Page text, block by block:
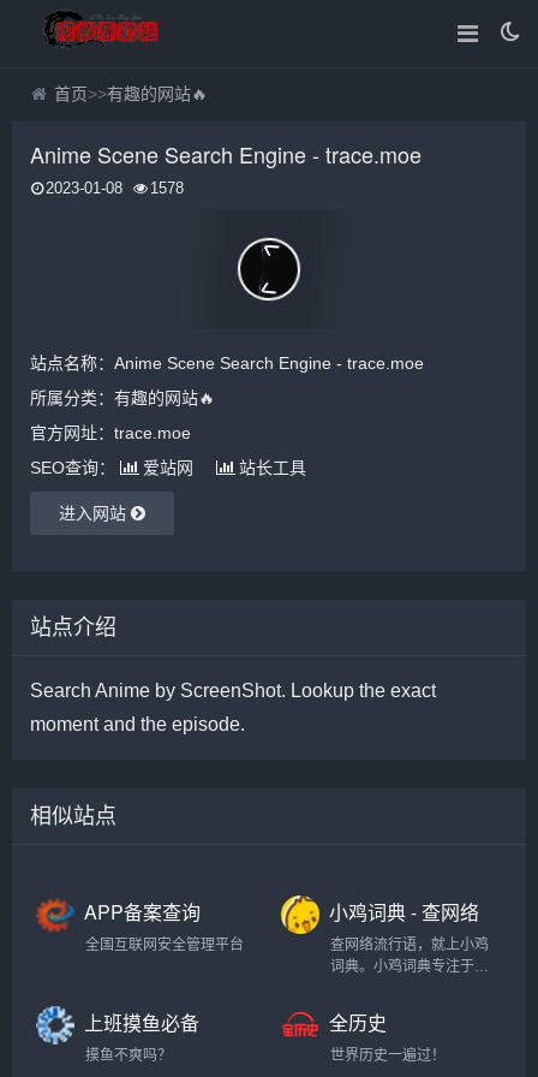
首页>>有趣的网站🔥
Anime Scene Search Engine - trace.moe
2023-01-08 1578
站点名称：Anime Scene Search Engine - trace.moe
所属分类： 有趣的网站🔥
官方网址：trace.moe
SEO查询：
爱站网 站长工具
进入网站
站点介绍
Search Anime by ScreenShot. Lookup the exact
moment and the episode.
相似站点
APP备案查询
全国互联网安全管理平台
小鸡词典 - 查网络
流行语，就上小
鸡词典
查网络流行语，就上小鸡
词典。小鸡词典专注于网
以最快的速度在全网捕捉
当下的网络热词。以简单
明了，清晰易懂的形式，
上班摸鱼必备
（假装电脑系统
摸鱼不爽吗？
全历史
世界历史一遍过！